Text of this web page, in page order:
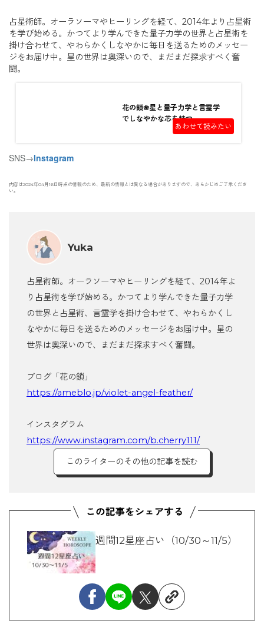
占星術師。オーラソーマやヒーリングを経て、2014年より占星術
を学び始める。かつてより学んできた量子力学の世界と占星術を
掛け合わせて、やわらかくしなやかに毎日を送るためのメッセー
ジをお届け中。星の世界は奥深いので、まだまだ探求すべく奮
闘。
花の鎖❀星と量子力学と言霊学
でしなやかな芯を持つ
あわせて読みたい
SNS→Instagram
内容は2024年04月16日時点の情報のため、最新の情報とは異なる場合がありますので、あらかじめご了承くださ
い。
Yuka
占星術師。オーラソーマやヒーリングを経て、2014年よ
り占星術を学び始める。かつてより学んできた量子力学
の世界と占星術、言霊学を掛け合わせて、やわらかくし
なやかに毎日を送るためのメッセージをお届け中。星の
世界は奥深いので、まだまだ探求すべく奮闘。
ブログ「花の鎖」
https://ameblo.jp/violet-angel-feather/
インスタグラム
https://www.instagram.com/b.cherry111/
このライターのその他の記事を読む
週間12星座占い（10/30～11/5）